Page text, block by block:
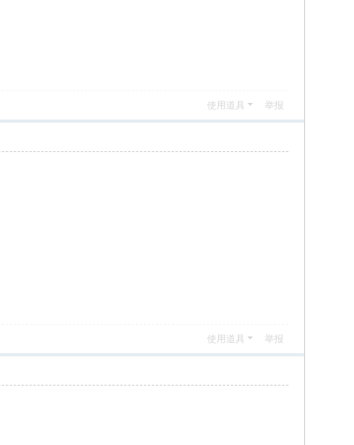
使用道具 举报
使用道具 举报